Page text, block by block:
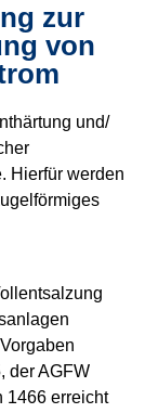
zur
von
und/
Hierfür werden
der AGFW
1466 erreicht